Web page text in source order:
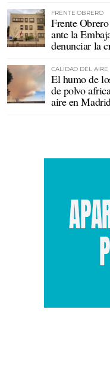
FRENTE OBRERO
Frente
ante la
denunciar la
CALIDAD DEL AIRE
El humo de
de polvo
aire en